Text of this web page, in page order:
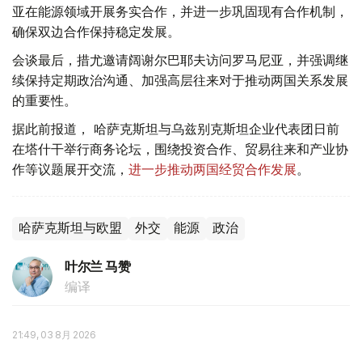
亚在能源领域开展务实合作，并进一步巩固现有合作机制，
确保双边合作保持稳定发展。
会谈最后，措尤邀请阔谢尔巴耶夫访问罗马尼亚，并强调继
续保持定期政治沟通、加强高层往来对于推动两国关系发展
的重要性。
据此前报道， 哈萨克斯坦与乌兹别克斯坦企业代表团日前
在塔什干举行商务论坛，围绕投资合作、贸易往来和产业协
作等议题展开交流， 进一步推动两国经贸合作发展。
哈萨克斯坦与欧盟 外交 能源 政治
叶尔兰 马赞
编译
21:49, 03 8月 2026